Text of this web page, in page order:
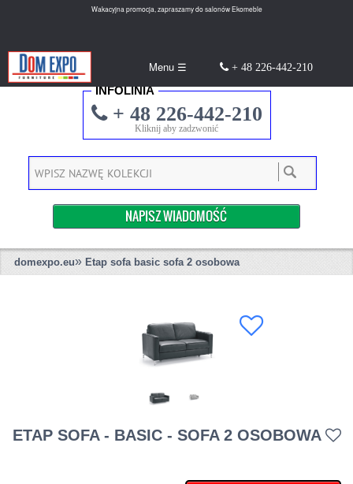
Wakacyjna promocja, zapraszamy do salonów Ekomeble
Menu ☰ + 48 226-442-210
INFOLINIA
+ 48 226-442-210
Kliknij aby zadzwonić
NAPISZ WIADOMOŚĆ
domexpo.eu» Etap sofa basic sofa 2 osobowa
ETAP SOFA - BASIC - SOFA 2 OSOBOWA